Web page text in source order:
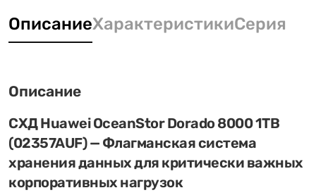
ОписаниеХарактеристикиСерия
Описание
СХД Huawei OceanStor Dorado 8000 1TB
(02357AUF) — Флагманская система
хранения данных для критически важных
корпоративных нагрузок